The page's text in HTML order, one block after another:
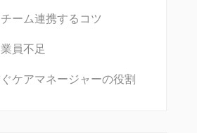
ーム連携するコツ
員不足
ケアマネージャーの役割